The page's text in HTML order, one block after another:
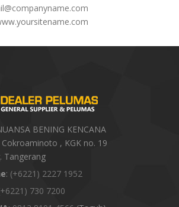
BENING KENCANA
Cokroaminoto , KGK no. 19
Tangerang
: (+6221) 2227 1952
730 7200